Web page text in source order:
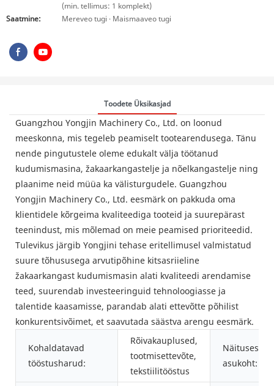
(min. tellimus: 1 komplekt)
Saatmine:
Mereveo tugi · Maismaaveo tugi
Toodete Üksikasjad
Guangzhou Yongjin Machinery Co., Ltd. on loonud
meeskonna, mis tegeleb peamiselt tootearendusega. Tänu
nende pingutustele oleme edukalt välja töötanud
kudumismasina, žakaarkangastelje ja nõelkangastelje ning
plaanime neid müüa ka välisturgudele. Guangzhou
Yongjin Machinery Co., Ltd. eesmärk on pakkuda oma
klientidele kõrgeima kvaliteediga tooteid ja suurepärast
teenindust, mis mõlemad on meie peamised prioriteedid.
Tulevikus järgib Yongjini tehase eritellimusel valmistatud
suure tõhususega arvutipõhine kitsasriieline
žakaarkangast kudumismasin alati kvaliteedi arendamise
teed, suurendab investeeringuid tehnoloogiasse ja
talentide kaasamisse, parandab alati ettevõtte põhilist
konkurentsivõimet, et saavutada säästva arengu eesmärk.
Kohaldatavad
tööstusharud:
Rõivakauplused,
tootmisettevõte,
tekstiilitööstus
Näitusesaali
asukoht: